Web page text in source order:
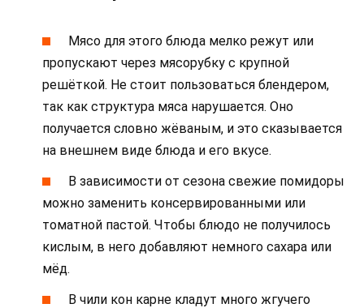
Мясо для этого блюда мелко режут или
пропускают через мясорубку с крупной
решёткой. Не стоит пользоваться блендером,
так как структура мяса нарушается. Оно
получается словно жёваным, и это сказывается
на внешнем виде блюда и его вкусе.
В зависимости от сезона свежие помидоры
можно заменить консервированными или
томатной пастой. Чтобы блюдо не получилось
кислым, в него добавляют немного сахара или
мёд.
В чили кон карне кладут много жгучего